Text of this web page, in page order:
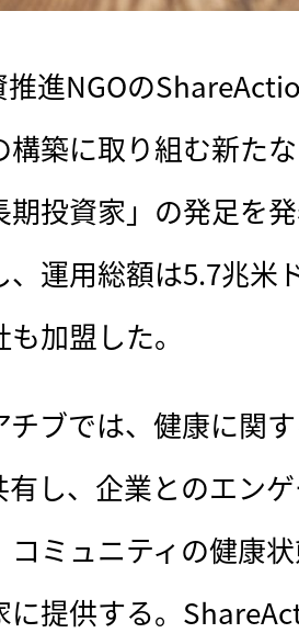
進NGOの
構築に取り組む新た
期投資家」の発足を
、運用総額は5.7兆米
加盟した。
ブでは、 健康に関
有し、企業とのエン
コミュニティの健康
に提供する。